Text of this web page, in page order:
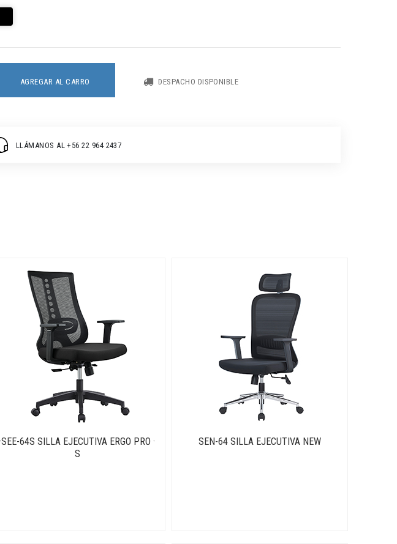
AGREGAR AL CARRO DESPACHO DISPONIBLE
LLÁMANOS AL +56 22 964 2437
·SEE-64S SILLA EJECUTIVA ERGO PRO ·
S
SEN-64 SILLA EJECUTIVA NEW